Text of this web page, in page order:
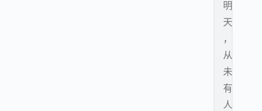
明
天
，
从
未
有
人